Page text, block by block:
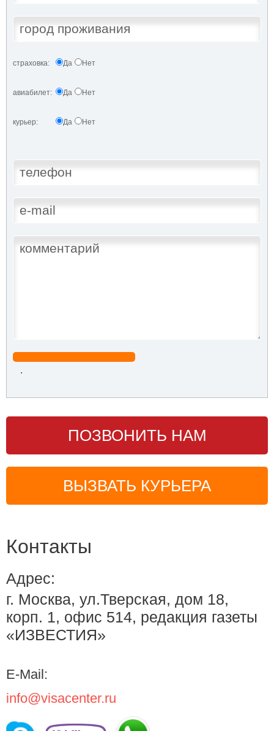
страховка: Да Нет
авиабилет: Да Нет
курьер: Да Нет
.
ПОЗВОНИТЬ НАМ
ВЫЗВАТЬ КУРЬЕРА
Контакты
Адрес:
г. Москва, ул.Тверская, дом 18,
корп. 1, офис 514, редакция газеты
«ИЗВЕСТИЯ»
E-Mail:
info@visacenter.ru